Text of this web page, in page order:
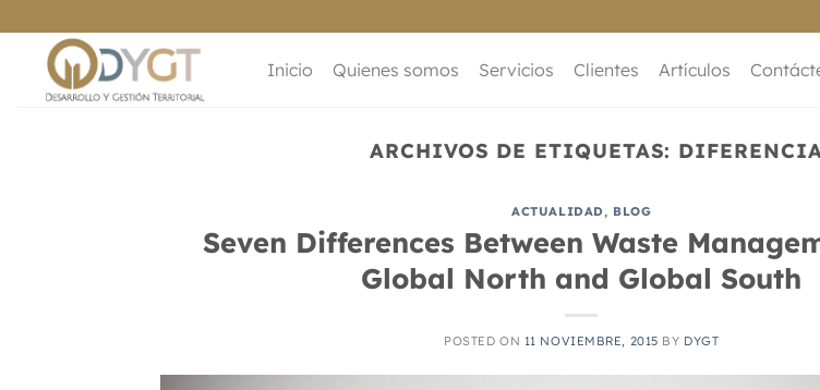
al
contenido
Inicio Quienes somos Servicios Clientes Artículos
ARCHIVOS DE ETIQUETAS:
ACTUALIDAD, BLOG
Seven Differences Between Waste
Global North and Global South
POSTED ON 11 NOVIEMBRE, 2015 BY DYGT